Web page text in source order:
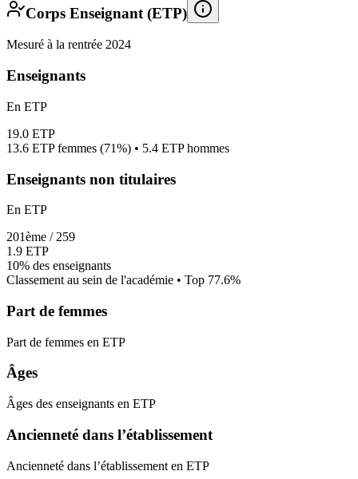
Corps Enseignant (ETP)
Mesuré à la rentrée 2024
Enseignants
En ETP
19.0 ETP
13.6 ETP femmes (71%) • 5.4 ETP hommes
Enseignants non titulaires
En ETP
201ème / 259
1.9 ETP
10% des enseignants
Classement au sein de l'académie • Top 77.6%
Part de femmes
Part de femmes en ETP
Âges
Âges des enseignants en ETP
Ancienneté dans l’établissement
Ancienneté dans l’établissement en ETP